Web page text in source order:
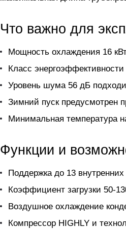
Что важно для
Мощность охлаждения 16
Класс
Уровень шума 56 дБ
Зимний пуск предусмотрен
Минимальная температура
Функции и
Поддержка до 13
Коэффициент загрузки 50-
Воздушное охлаждение
Компрессор HIGHLY и